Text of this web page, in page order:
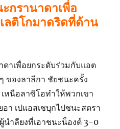
กรานาดาเพื่อ
ลติโกมาดริดที่ด้าน
ดาเพื่อยกระดับร่วมกับแอต
ของลาลีกา ชัยชนะครั้ง
หนือลาซิโอทำให้พวกเขา
า เปแอสเชบุกไปชนะสตรา
นำลียงที่เอาชนะน็องต์ 3-0